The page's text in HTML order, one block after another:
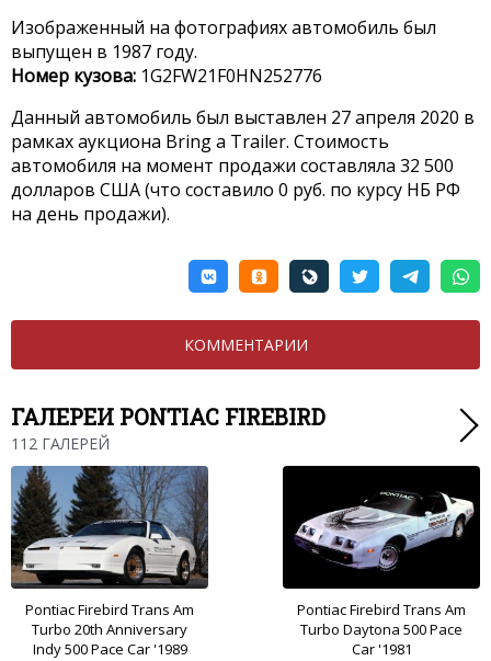
Изображенный на фотографиях автомобиль был
выпущен в 1987 году.
Номер кузова: 1G2FW21F0HN252776
Данный автомобиль был выставлен 27 апреля 2020 в
рамках аукциона Bring a Trailer. Стоимость
автомобиля на момент продажи составляла 32 500
долларов США (что составило 0 руб. по курсу НБ РФ
на день продажи).
КОММЕНТАРИИ
ГАЛЕРЕИ PONTIAC FIREBIRD
112 ГАЛЕРЕЙ
Pontiac Firebird Trans Am
Turbo 20th Anniversary
Indy 500 Pace Car '1989
Pontiac Firebird Trans Am
Turbo Daytona 500 Pace
Car '1981